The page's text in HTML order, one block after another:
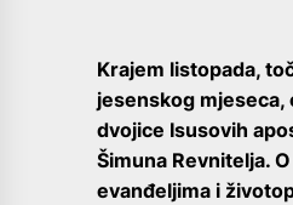
Krajem listopada,
jesenskog mjeseca,
dvojice Isusovih
Šimuna Revnitelja.
evanđeljima i